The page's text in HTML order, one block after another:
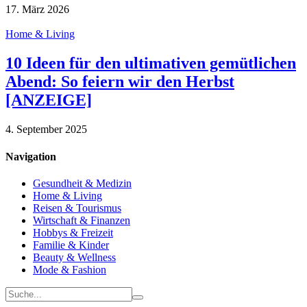
17. März 2026
Home & Living
10 Ideen für den ultimativen gemütlichen
Abend: So feiern wir den Herbst
[ANZEIGE]
4. September 2025
Navigation
Gesundheit & Medizin
Home & Living
Reisen & Tourismus
Wirtschaft & Finanzen
Hobbys & Freizeit
Familie & Kinder
Beauty & Wellness
Mode & Fashion